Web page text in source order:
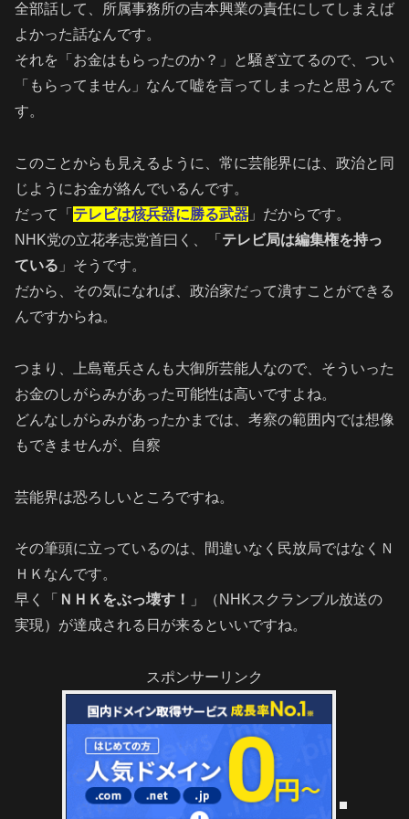
全部話して、所属事務所の吉本興業の責任にしてしまえば
よかった話なんです。
それを「お金はもらったのか？」と騒ぎ立てるので、つい
「もらってません」なんて嘘を言ってしまったと思うんで
す。
このことからも見えるように、常に芸能界には、政治と同
じようにお金が絡んでいるんです。
だって「 テレビは核兵器に勝る武器 」だからです。
NHK党の立花孝志党首曰く、「 テレビ局は編集権を持っ
ている 」そうです。
だから、その気になれば、政治家だって潰すことができる
んですからね。
つまり、上島竜兵さんも大御所芸能人なので、そういった
お金のしがらみがあった可能性は高いですよね。
どんなしがらみがあったかまでは、考察の範囲内では想像
もできませんが、自察
芸能界は恐ろしいところですね。
その筆頭に立っているのは、間違いなく民放局ではなくＮ
ＨＫなんです。
早く「 ＮＨＫをぶっ壊す！
」（NHKスクランブル放送の
実現）が達成される日が来るといいですね。
スポンサーリンク